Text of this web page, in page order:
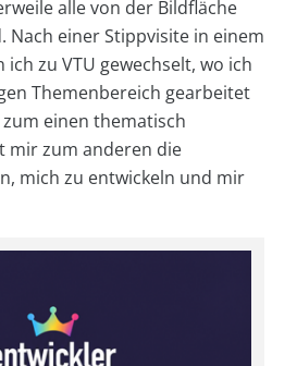
alle von der Bildfläche
Nach einer Stippvisite in einem
zu VTU gewechselt, wo ich
Themenbereich gearbeitet
einen thematisch
mir zum anderen die
mich zu entwickeln und mir